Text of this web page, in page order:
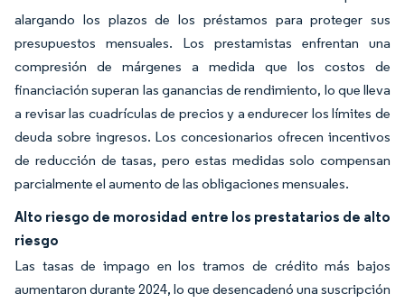
alargando los plazos de los préstamos para proteger sus
presupuestos mensuales. Los prestamistas enfrentan una
compresión de márgenes a medida que los costos de
financiación superan las ganancias de rendimiento, lo que lleva
a revisar las cuadrículas de precios y a endurecer los límites de
deuda sobre ingresos. Los concesionarios ofrecen incentivos
de reducción de tasas, pero estas medidas solo compensan
parcialmente el aumento de las obligaciones mensuales.
Alto riesgo de morosidad entre los prestatarios de alto
riesgo
Las tasas de impago en los tramos de crédito más bajos
aumentaron durante 2024, lo que desencadenó una suscripción